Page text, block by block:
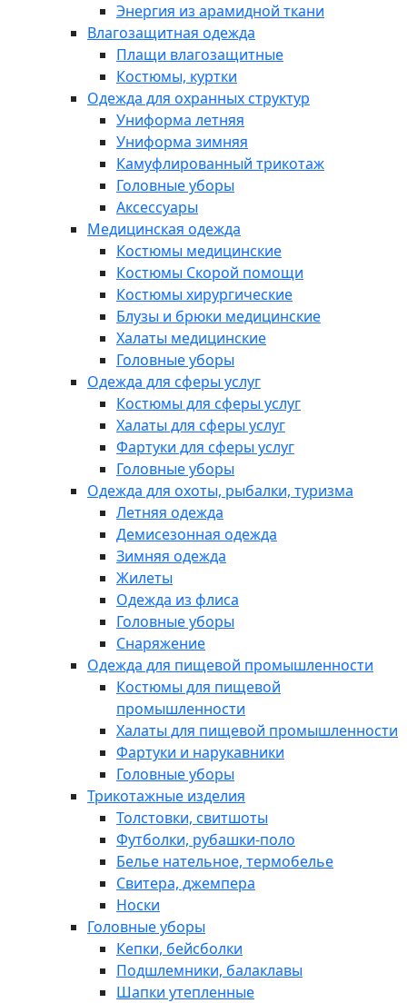
Энергия из арамидной ткани
Влагозащитная одежда
Плащи влагозащитные
Костюмы, куртки
Одежда для охранных структур
Униформа летняя
Униформа зимняя
Камуфлированный трикотаж
Головные уборы
Аксессуары
Медицинская одежда
Костюмы медицинские
Костюмы Скорой помощи
Костюмы хирургические
Блузы и брюки медицинские
Халаты медицинские
Головные уборы
Одежда для сферы услуг
Костюмы для сферы услуг
Халаты для сферы услуг
Фартуки для сферы услуг
Головные уборы
Одежда для охоты, рыбалки, туризма
Летняя одежда
Демисезонная одежда
Зимняя одежда
Жилеты
Одежда из флиса
Головные уборы
Снаряжение
Одежда для пищевой промышленности
Костюмы для пищевой
промышленности
Халаты для пищевой промышленности
Фартуки и нарукавники
Головные уборы
Трикотажные изделия
Толстовки, свитшоты
Футболки, рубашки-поло
Белье нательное, термобелье
Свитера, джемпера
Носки
Головные уборы
Кепки, бейсболки
Подшлемники, балаклавы
Шапки утепленные